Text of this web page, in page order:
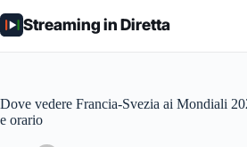
al
contenuto
Streaming in Diretta
Dove vedere Francia-Svezia ai Mondiali
e orario